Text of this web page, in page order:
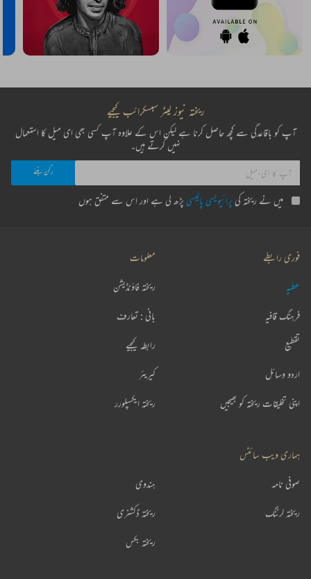
ریختہ نیوز لیٹر سبسکرائب کیجیے
آپ کو باقاعدگی سے کچھ حاصل کرنا ہے لیکن اس کے علاوہ آپ کسی بھی ای میل کا استعمال
نہیں کرتے ہیں۔
میں نے ریختہ کی پرائیویسی پالیسی پڑھ لی ہے اور اس سے متفق ہوں
فوری رابطے
عطیہ
فرہنگ قافیہ
تقطیع
اردو وسائل
اپنی تخلیقات ریختہ کو بھیجیں
معلومات
ریختہ فاؤنڈیشن
بانی : تعارف
رابطہ کیجیے
کیریئر
ریختہ ایکسپلورر
ہماری ویب سائٹس
ہندوی صوفی نامہ
ریختہ ڈکشنری ریختہ لرننگ
ریختہ بکس